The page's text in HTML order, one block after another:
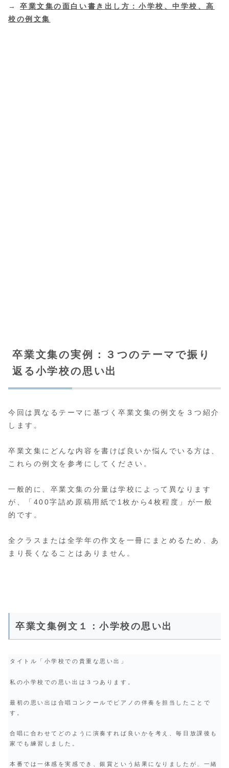
→卒業文集の面白い書き出し方：小学校、中学校、高
校の例文集
卒業文集の実例：３つのテーマで振り
返る小学校の思い出
今回は異なるテーマに基づく卒業文集の例文を３つ紹介
します。
卒業文集にどんな内容を書けば良いか悩んでいる方は、
これらの例文を参考にしてください。
一般的に、卒業文集の分量は学校によって異なります
が、「400字詰め原稿用紙で1枚から4枚程度」が一般
的です。
全クラスまたは全学年の作文を一冊にまとめるため、あ
まり長くなることはありません。
卒業文集例文１：小学校の思い出
タイトル「小学校での貴重な思い出」
私の小学校での思い出は３つあります。
最初の思い出は合唱コンクールでピアノの伴奏を担当したことで
す。
合唱に合わせてどのように演奏すれば良いかを考え、毎日放課後も
家でも練習しました。
本番では一体感を実感でき、銀賞という結果になりましたが、一緒